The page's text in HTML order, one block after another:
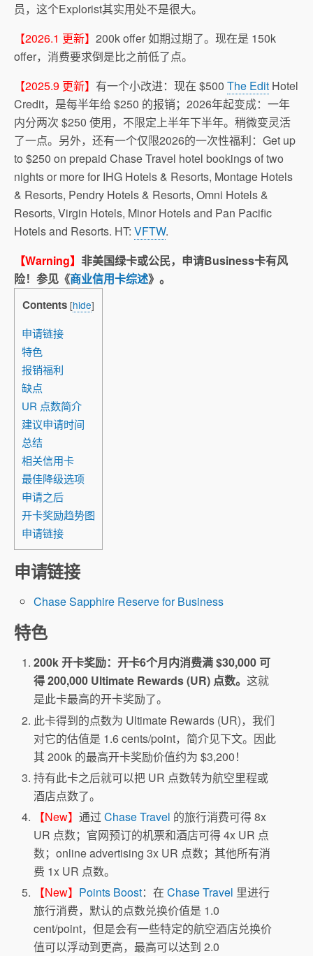
员，这个Explorist其实用处不是很大。
【2026.1 更新】 200k offer 如期过期了。现在是 150k
offer，消费要求倒是比之前低了点。
【2025.9 更新】 有一个小改进：现在 $500 The Edit Hotel
Credit，是每半年给 $250 的报销；2026年起变成：一年
内分两次 $250 使用，不限定上半年下半年。稍微变灵活
了一点。另外，还有一个仅限2026的一次性福利：Get up
to $250 on prepaid Chase Travel hotel bookings of two
nights or more for IHG Hotels & Resorts, Montage Hotels
& Resorts, Pendry Hotels & Resorts, Omni Hotels &
Resorts, Virgin Hotels, Minor Hotels and Pan Pacific
Hotels and Resorts. HT: VFTW.
【Warning】 非美国绿卡或公民，申请Business卡有风
险！参见《商业信用卡综述》。
Contents [hide]
申请链接
特色
报销福利
缺点
UR 点数简介
建议申请时间
总结
相关信用卡
最佳降级选项
申请之后
开卡奖励趋势图
申请链接
申请链接
Chase Sapphire Reserve for Business
特色
200k 开卡奖励：开卡6个月内消费满 $30,000 可
得 200,000 Ultimate Rewards (UR) 点数。这就
是此卡最高的开卡奖励了。
此卡得到的点数为 Ultimate Rewards (UR)，我们
对它的估值是 1.6 cents/point，简介见下文。因此
其 200k 的最高开卡奖励价值约为 $3,200！
持有此卡之后就可以把 UR 点数转为航空里程或
酒店点数了。
【New】通过Chase Travel 的旅行消费可得 8x
UR 点数；官网预订的机票和酒店可得 4x UR 点
数；online advertising 3x UR 点数；其他所有消
费 1x UR 点数。
【New】 Points Boost：在Chase Travel 里进行
旅行消费，默认的点数兑换价值是 1.0
cent/point，但是会有一些特定的航空酒店兑换价
值可以浮动到更高，最高可以达到 2.0